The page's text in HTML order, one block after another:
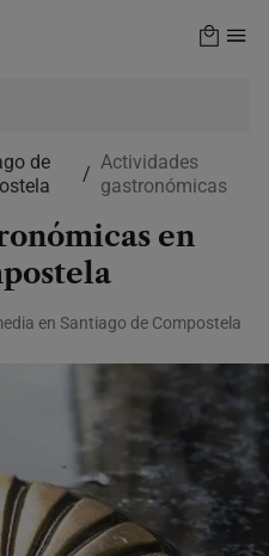
de
Actividades
gastronómicas
en
en Santiago de Compostela